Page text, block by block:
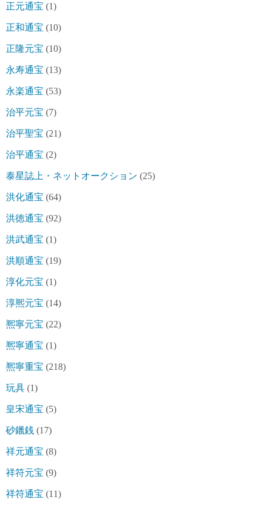
正元通宝 (1)
正和通宝 (10)
正隆元宝 (10)
永寿通宝 (13)
永楽通宝 (53)
治平元宝 (7)
治平聖宝 (21)
治平通宝 (2)
泰星誌上・ネットオークション (25)
洪化通宝 (64)
洪徳通宝 (92)
洪武通宝 (1)
洪順通宝 (19)
淳化元宝 (1)
淳熈元宝 (14)
熈寧元宝 (22)
熈寧通宝 (1)
熈寧重宝 (218)
玩具 (1)
皇宋通宝 (5)
砂鑞銭 (17)
祥元通宝 (8)
祥符元宝 (9)
祥符通宝 (11)